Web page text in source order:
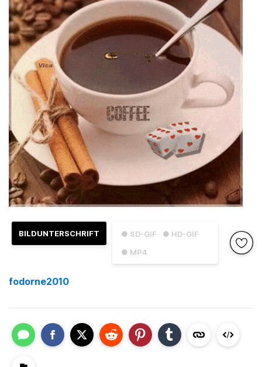
● SD-GIF
● HD-GIF
● MP4
BILDUNTERSCHRIFT
fodorne2010